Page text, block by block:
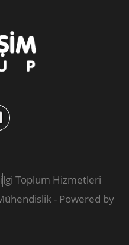
Toplum Hizmetleri
- Powered by